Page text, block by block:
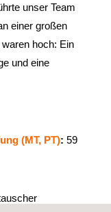
unser Team
einer großen
hoch: Ein
und eine
(MT, PT): 59